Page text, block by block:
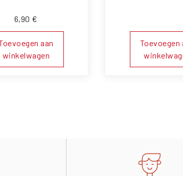
6,90 €
aan
winkelwagen
Toevoegen